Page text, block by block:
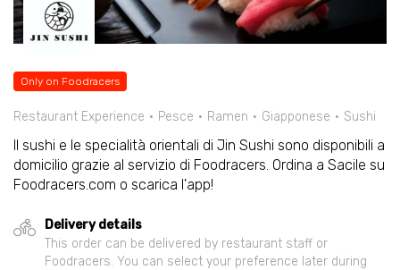
Only on Foodracers
Restaurant Experience Pesce Ramen Giapponese Sushi
Il sushi e le specialità orientali di Jin Sushi sono disponibili a
domicilio grazie al servizio di Foodracers. Ordina a Sacile su
Foodracers.com o scarica l'app!
Delivery details
This order can be delivered by restaurant staff or
Foodracers. You can select your preference later during